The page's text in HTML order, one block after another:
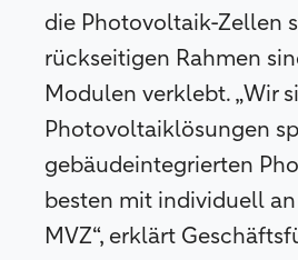
die Photovoltaik-Zellen
rückseitigen Rahmen
Modulen verklebt. „Wir
Photovoltaiklösungen
gebäudeintegrierten
besten mit individuell
MVZ“, erklärt